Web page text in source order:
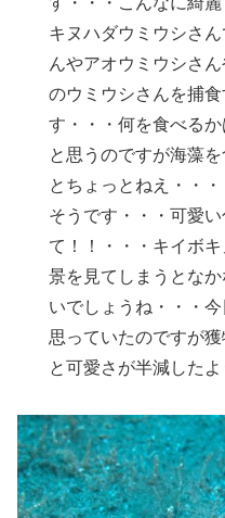
キヌハダウミウシさ
んやアオウミウシさ
のウミウシさんを捕
す・・・何を食べる
と思うのですが海藻
とちょっとねえ・・
そうです・・・可愛
て！！・・・キイボ
景を見てしまうとな
いでしょうね・・・
思っていたのですが
と可愛さが半減したよ